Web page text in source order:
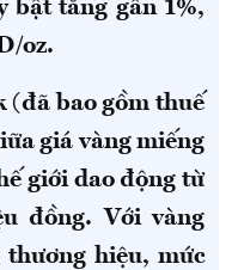
bật tăng gần 1%,
oz.
(đã bao gồm thuế
giá vàng miếng
giới dao động từ
đồng. Với vàng
thương hiệu, mức